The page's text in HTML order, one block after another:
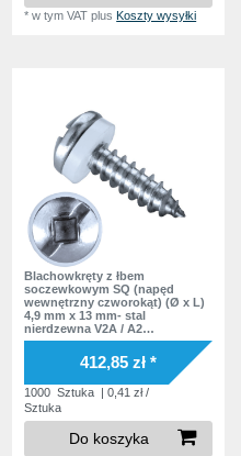
*w tym VAT plusKoszty wysyłki
Blachowkręty z łbem
soczewkowym SQ (napęd
wewnętrzny czworokąt) (Ø x L)
4,9 mm x 13 mm- stal
nierdzewna V2A / A2
soczewkowy nacięcie
Podkładka polyamid
412,85 zł *
1000 Sztuka | 0,41 zł /
Sztuka
Do koszyka